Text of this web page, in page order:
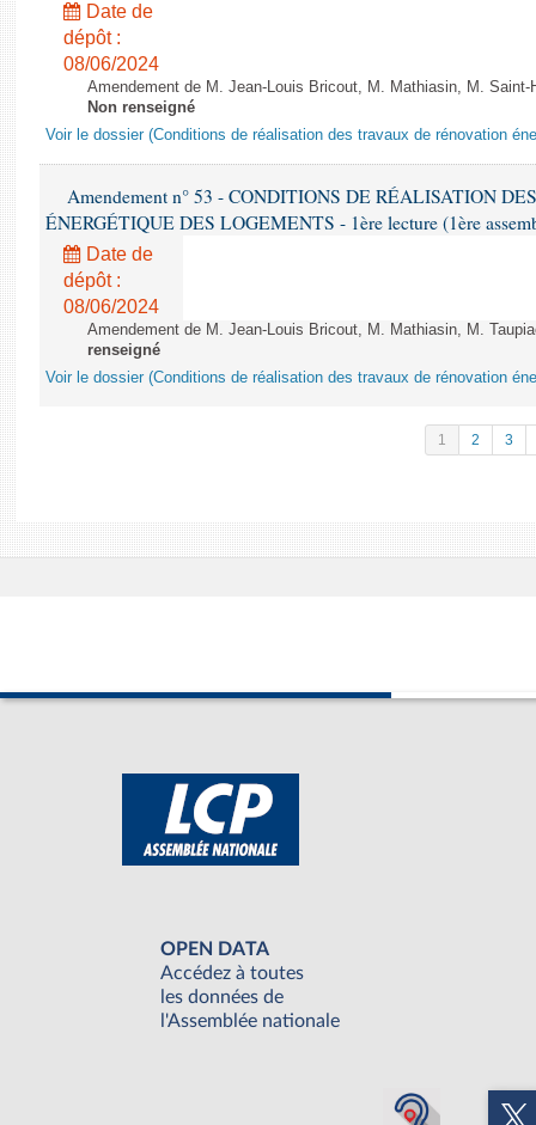
Date de
dépôt :
08/06/2024
Amendement de M. Jean-Louis Bricout, M. Mathiasin, M.
Non renseigné
Voir le dossier (Conditions de réalisation des travaux de rénovation
Amendement n° 53 - CONDITIONS DE RÉALISATION
ÉNERGÉTIQUE DES LOGEMENTS - 1ère lecture (1ère
Date de
dépôt :
08/06/2024
Amendement de M. Jean-Louis Bricout, M. Mathiasin, M.
renseigné
Voir le dossier (Conditions de réalisation des travaux de rénovation
1 2 3
OPEN DATA
Accédez à toutes
les données de
l'Assemblée nationale